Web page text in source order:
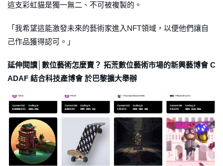
這支彩虹貓是獨一無二、不可被複製的。
「我希望這能激發未來的藝術家進入NFT領域，以便他們讓自
己作品獲得認可。」
延伸閱讀│數位藝術怎麼賣？ 拓荒數位藝術市場的新興藝博會 C
ADAF 結合科技產博會 於巴黎擴大舉辦